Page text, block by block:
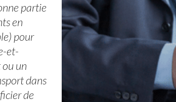
partie
en
pour
et-
un
dans
de